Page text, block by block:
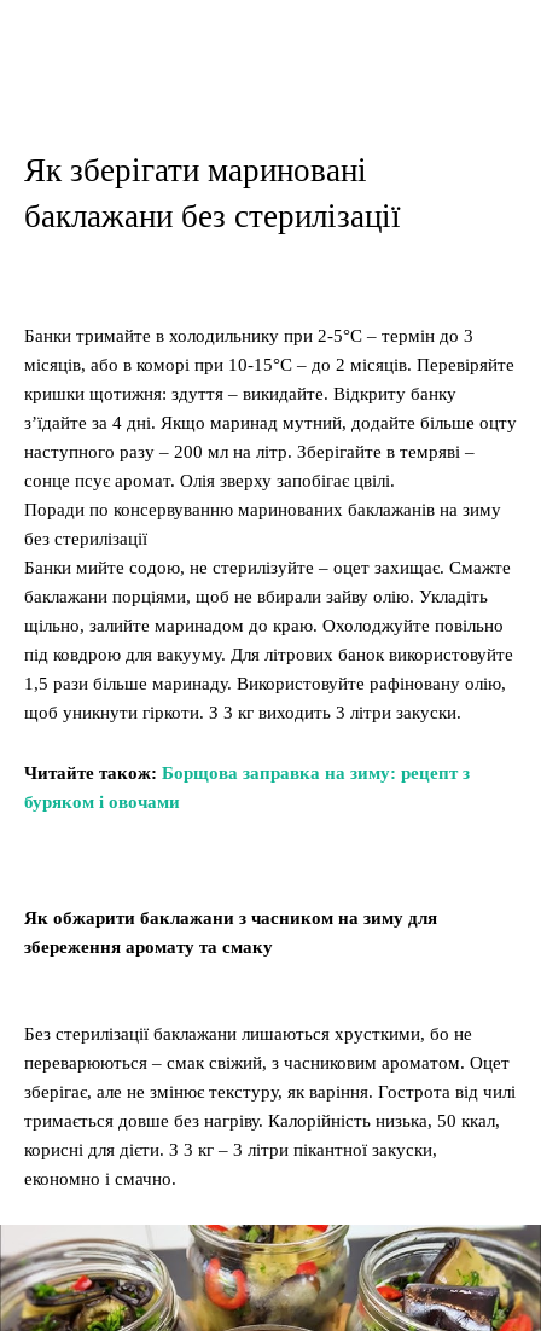
Як зберігати мариновані
баклажани без стерилізації
Банки тримайте в холодильнику при 2-5°C – термін до 3
місяців, або в коморі при 10-15°C – до 2 місяців. Перевіряйте
кришки щотижня: здуття – викидайте. Відкриту банку
з’їдайте за 4 дні. Якщо маринад мутний, додайте більше оцту
наступного разу – 200 мл на літр. Зберігайте в темряві –
сонце псує аромат. Олія зверху запобігає цвілі.
Поради по консервуванню маринованих баклажанів на зиму
без стерилізації
Банки мийте содою, не стерилізуйте – оцет захищає. Смажте
баклажани порціями, щоб не вбирали зайву олію. Укладіть
щільно, залийте маринадом до краю. Охолоджуйте повільно
під ковдрою для вакууму. Для літрових банок використовуйте
1,5 рази більше маринаду. Використовуйте рафіновану олію,
щоб уникнути гіркоти. З 3 кг виходить 3 літри закуски.
Читайте також: Борщова заправка на зиму: рецепт з
буряком і овочами
Як обжарити баклажани з часником на зиму для
збереження аромату та смаку
Без стерилізації баклажани лишаються хрусткими, бо не
переварюються – смак свіжий, з часниковим ароматом. Оцет
зберігає, але не змінює текстуру, як варіння. Гострота від чилі
тримається довше без нагріву. Калорійність низька, 50 ккал,
корисні для дієти. З 3 кг – 3 літри пікантної закуски,
економно і смачно.